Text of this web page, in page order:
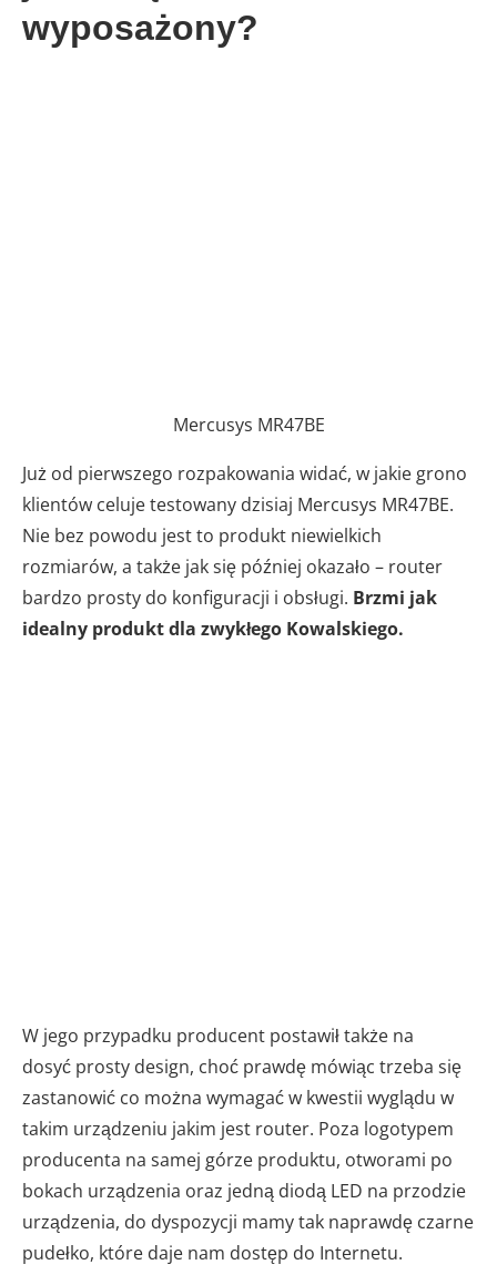
wyposażony?
Mercusys MR47BE
Już od pierwszego rozpakowania widać, w jakie grono
klientów celuje testowany dzisiaj Mercusys MR47BE.
Nie bez powodu jest to produkt niewielkich
rozmiarów, a także jak się później okazało – router
bardzo prosty do konfiguracji i obsługi. Brzmi jak
idealny produkt dla zwykłego Kowalskiego.
W jego przypadku producent postawił także na
dosyć prosty design, choć prawdę mówiąc trzeba się
zastanowić co można wymagać w kwestii wyglądu w
takim urządzeniu jakim jest router. Poza logotypem
producenta na samej górze produktu, otworami po
bokach urządzenia oraz jedną diodą LED na przodzie
urządzenia, do dyspozycji mamy tak naprawdę czarne
pudełko, które daje nam dostęp do Internetu.